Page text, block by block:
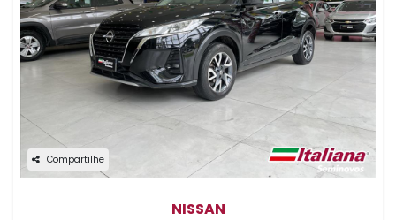
Compartilhe
NISSAN